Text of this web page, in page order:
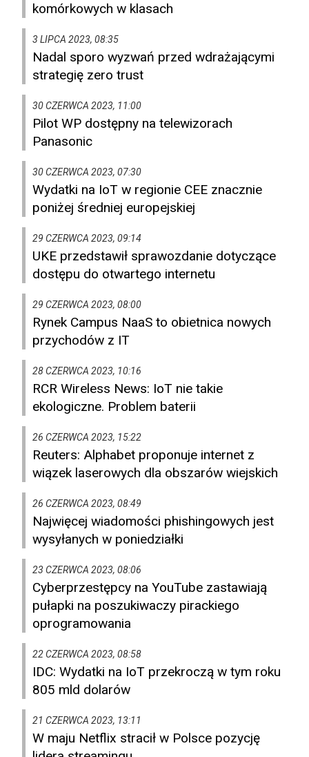
komórkowych w klasach
3 LIPCA 2023, 08:35
Nadal sporo wyzwań przed wdrażającymi
strategię zero trust
30 CZERWCA 2023, 11:00
Pilot WP dostępny na telewizorach
Panasonic
30 CZERWCA 2023, 07:30
Wydatki na IoT w regionie CEE znacznie
poniżej średniej europejskiej
29 CZERWCA 2023, 09:14
UKE przedstawił sprawozdanie dotyczące
dostępu do otwartego internetu
29 CZERWCA 2023, 08:00
Rynek Campus NaaS to obietnica nowych
przychodów z IT
28 CZERWCA 2023, 10:16
RCR Wireless News: IoT nie takie
ekologiczne. Problem baterii
26 CZERWCA 2023, 15:22
Reuters: Alphabet proponuje internet z
wiązek laserowych dla obszarów wiejskich
26 CZERWCA 2023, 08:49
Najwięcej wiadomości phishingowych jest
wysyłanych w poniedziałki
23 CZERWCA 2023, 08:06
Cyberprzestępcy na YouTube zastawiają
pułapki na poszukiwaczy pirackiego
oprogramowania
22 CZERWCA 2023, 08:58
IDC: Wydatki na IoT przekroczą w tym roku
805 mld dolarów
21 CZERWCA 2023, 13:11
W maju Netflix stracił w Polsce pozycję